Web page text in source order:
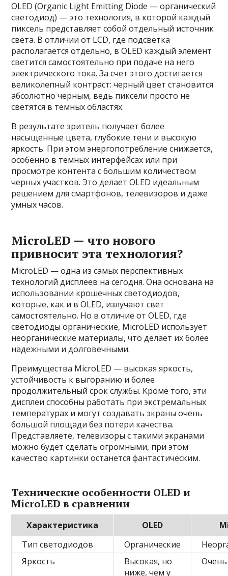
OLED (Organic Light Emitting Diode — органический
светодиод) — это технология, в которой каждый
пиксель представляет собой отдельный источник
света. В отличии от LCD, где подсветка
располагается отдельно, в OLED каждый элемент
светится самостоятельно при подаче на него
электрического тока. За счет этого достигается
великолепный контраст: черный цвет становится
абсолютно черным, ведь пиксели просто не
светятся в темных областях.
В результате зритель получает более
насыщенные цвета, глубокие тени и высокую
яркость. При этом энергопотребление снижается,
особенно в темных интерфейсах или при
просмотре контента с большим количеством
черных участков. Это делает OLED идеальным
решением для смартфонов, телевизоров и даже
умных часов.
MicroLED — что нового
привносит эта технология?
MicroLED — одна из самых перспективных
технологий дисплеев на сегодня. Она основана на
использовании крошечных светодиодов,
которые, как и в OLED, излучают свет
самостоятельно. Но в отличие от OLED, где
светодиоды органические, MicroLED использует
неорганические материалы, что делает их более
надежными и долговечными.
Преимущества MicroLED — высокая яркость,
устойчивость к выгоранию и более
продолжительный срок службы. Кроме того, эти
дисплеи способны работать при экстремальных
температурах и могут создавать экраны очень
большой площади без потери качества.
Представляете, телевизоры с такими экранами
можно будет сделать огромными, при этом
качество картинки останется фантастическим.
Технические особенности OLED и
MicroLED в сравнении
Характеристика OLED
Тип светодиодов
Органические
Яркость
Высокая, но
ниже, чем у